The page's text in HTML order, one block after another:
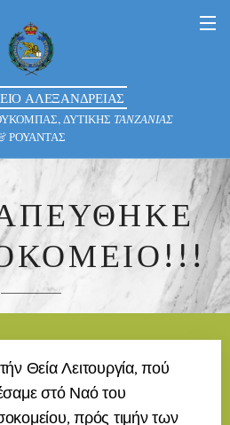
ΑΛΕΞΑΝΔΡΕΙΑΣ
ΔΥΤΙΚΗΣ ΤΑΝΖΑΝΙΑΣ
ΡΟΥΑΝΤΑΣ
Θεία Λειτουργία, πού
στό Ναό του
πρός τιμήν των